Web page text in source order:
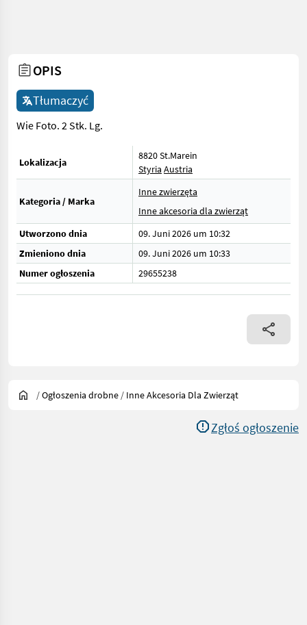
OPIS
Tłumaczyć
Wie Foto. 2 Stk. Lg.
Lokalizacja
8820 St.Marein
Styria Austria
Kategoria / Marka
Inne zwierzęta
Inne akcesoria dla zwierząt
Utworzono dnia
09. Juni 2026 um 10:32
Zmieniono dnia
09. Juni 2026 um 10:33
Numer ogłoszenia
29655238
/Ogłoszenia drobne / Inne Akcesoria Dla Zwierząt
Zgłoś ogłoszenie